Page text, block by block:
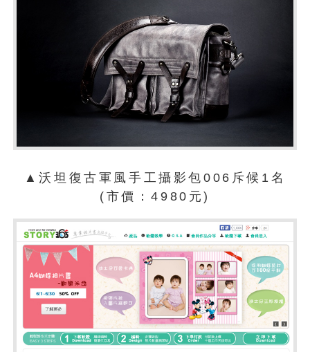
▲沃坦復古軍風手工攝影包006斥候1名
(市價：4980元)